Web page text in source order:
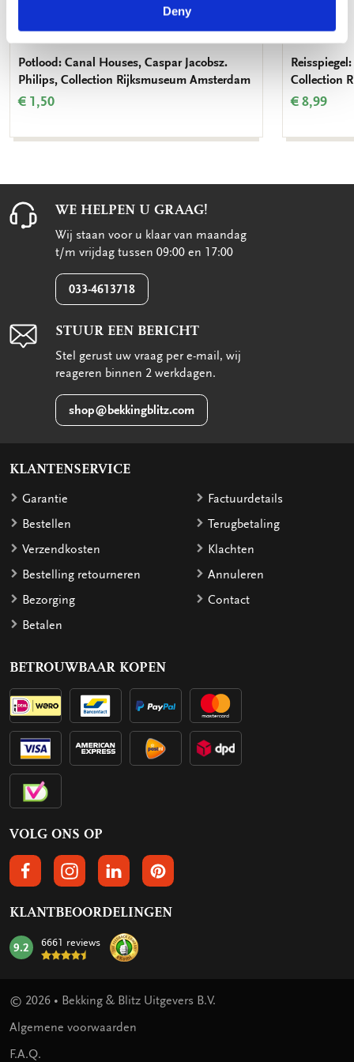
Deny
Potlood: Canal Houses, Caspar Jacobsz.
Philips, Collection Rijksmuseum Amsterdam
€ 1,50
Collection
€ 8,99
WE HELPEN U GRAAG!
Wij staan voor u klaar van maandag
t/m vrijdag tussen 09:00 en 17:00
033-4613718
STUUR EEN BERICHT
Stel gerust uw vraag per e-mail, wij
reageren binnen 2 werkdagen.
shop@bekkingblitz.com
KLANTENSERVICE
Garantie
Bestellen
Verzendkosten
Bestelling retourneren
Bezorging
Betalen
Factuurdetails
Terugbetaling
Klachten
Annuleren
Contact
BETROUWBAAR KOPEN
VOLG ONS OP
VOLGS ONS OP FACEBOOK
VOLG ONS OP INSTAGRAM
VOLG ONS OP LINKEDIN
VOLG ONS OP PINTEREST
KLANTBEOORDELINGEN
mark:
9.2 6661 reviews
© 2026 • Bekking & Blitz Uitgevers B.V.
Algemene voorwaarden
F.A.Q.